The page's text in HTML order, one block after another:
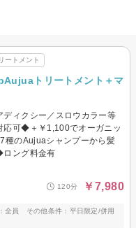
ートメント
トリートメント＋マ
ィクシー／スロウカラー等
可◆＋￥1,100でオーガニッ
種のAujuaシャンプーから髪
ング料金有
120分 ￥7,980
全員 その他条件：平日限定/併用